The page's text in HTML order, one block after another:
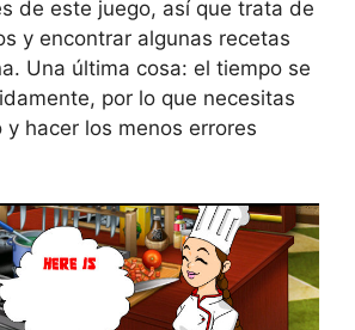
de este juego, así que trata de
y encontrar algunas recetas
Una última cosa: el tiempo se
por lo que necesitas
hacer los menos errores